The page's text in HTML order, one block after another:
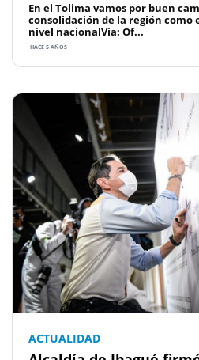
En el Tolima vamos por buen
consolidación de la región como
nivel nacionalVía: Of...
HACE 5 AÑOS
ACTUALIDAD